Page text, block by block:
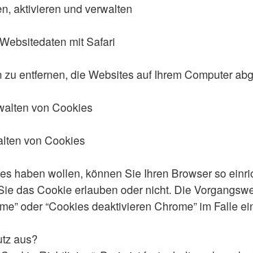
aktivieren und verwalten
mit Safari
entfernen, die Websites auf Ihrem Computer
von Cookies
von Cookies
haben wollen, können Sie Ihren Browser so
das Cookie erlauben oder nicht. Die
oder “Cookies deaktivieren Chrome” im Falle
aus?